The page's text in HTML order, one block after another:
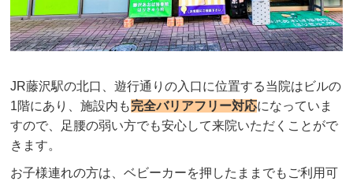
JR藤沢駅の北口、遊行通りの入口に位置する当院はビルの
1階にあり、施設内も完全バリアフリー対応になっていま
すので、足腰の弱い方でも安心して来院いただくことがで
きます。
お子様連れの方は、ベビーカーを押したままでもご利用可